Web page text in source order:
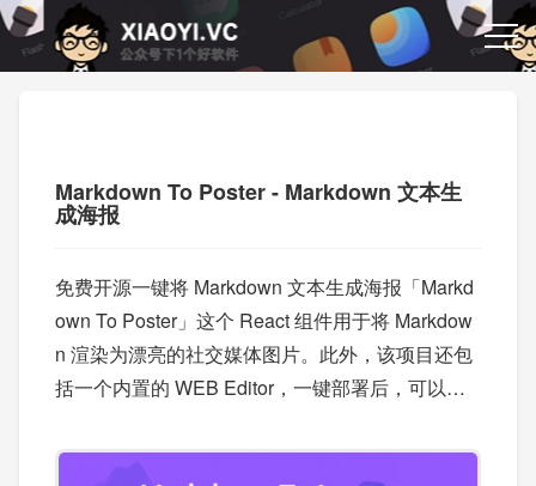
Markdown To Poster - Markdown 文本生
成海报
免费开源一键将 Markdown 文本生成海报「Markd
own To Poster」这个 React 组件用于将 Markdow
n 渲染为漂亮的社交媒体图片。此外，该项目还包
括一个内置的 WEB Editor，一键部署后，可以当